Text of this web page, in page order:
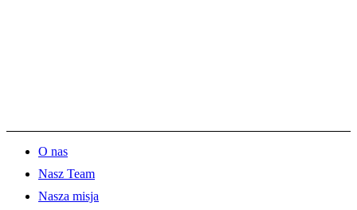
O nas
Nasz Team
Nasza misja